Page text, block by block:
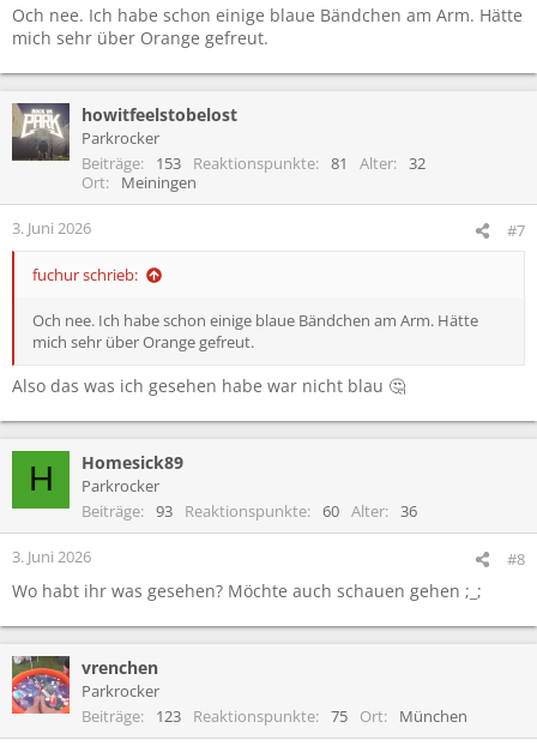
Och nee. Ich habe schon einige blaue Bändchen am Arm. Hätte
mich sehr über Orange gefreut.
howitfeelstobelost
Parkrocker
Beiträge
153 Reaktionspunkte 81 Alter
32
Ort
Meiningen
3. Juni 2026 #7
fuchur schrieb:
Och nee. Ich habe schon einige blaue Bändchen am Arm. Hätte
mich sehr über Orange gefreut.
Also das was ich gesehen habe war nicht blau 🤔
H Homesick89
Parkrocker
Beiträge
93 Reaktionspunkte 60 Alter 36
3. Juni 2026 #8
Wo habt ihr was gesehen? Möchte auch schauen gehen ;_;
vrenchen
Parkrocker
Beiträge
123 Reaktionspunkte 75 Ort München